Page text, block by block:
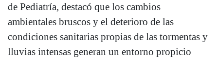
de Pediatría, destacó que los cambios
ambientales bruscos y el deterioro de las
condiciones sanitarias propias de las tormentas y
lluvias intensas generan un entorno propicio